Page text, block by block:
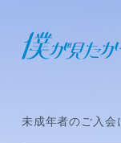
未成年者のご入会